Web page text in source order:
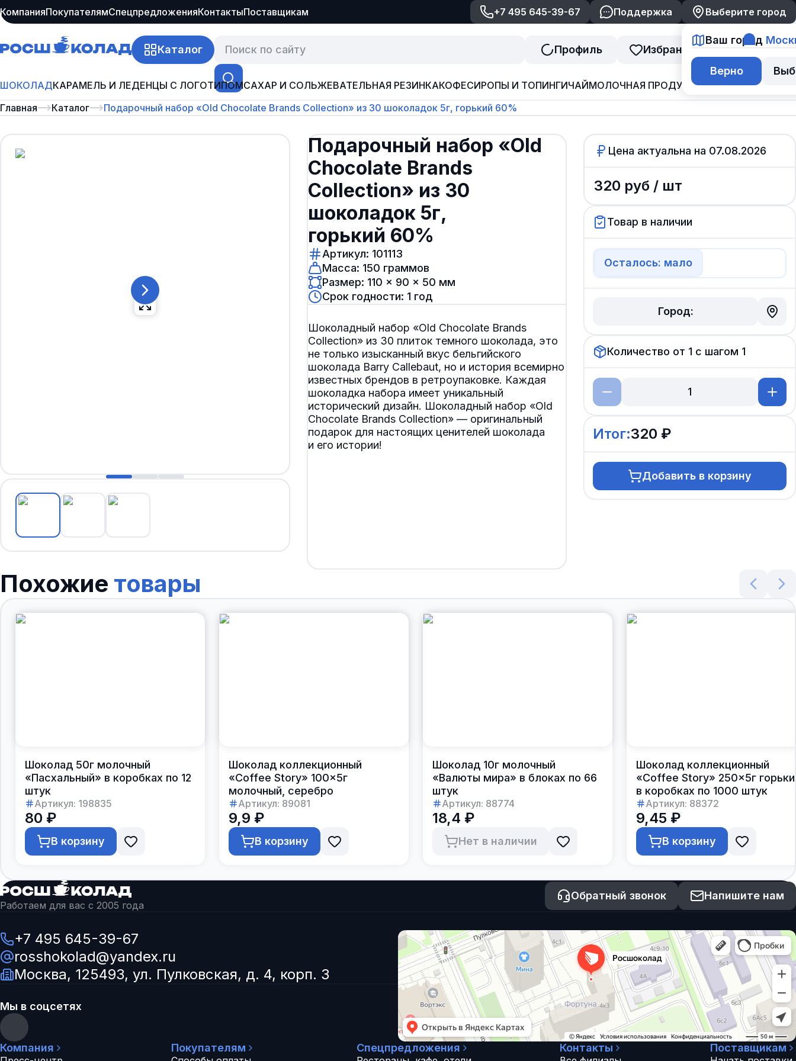
КомпанияПокупателямСпецпредложенияКонтактыПоставщикам +7 495 645-39-67 Поддержка Выберите город
Ваш город
Верно
Каталог Профиль Избранное Корзина
ШОКОЛАДКАРАМЕЛЬ И ЛЕДЕНЦЫ С ЛОГОТИПОМСАХАР И СОЛЬЖЕВАТЕЛЬНАЯ РЕЗИНКАКОФЕСИРОПЫ И ТОПИНГИЧАЙМОЛОЧНАЯ ПРОДУКЦИЯДЖЕМ И
Главная
Каталог Подарочный набор «Old Chocolate Brands Collection» из 30 шоколадок 5г, горький 60%
Подарочный набор «Old
Chocolate Brands
Collection» из 30
шоколадок 5г,
горький 60%
Артикул: 101113
Масса: 150 граммов
Размер: 110 × 90 × 50 мм
Срок годности: 1 год
Шоколадный набор «Old Chocolate Brands
Collection» из 30 плиток темного шоколада, это
не только изысканный вкус бельгийского
шоколада Barry Callebaut, но и история всемирно
известных брендов в ретроупаковке. Каждая
шоколадка набора имеет уникальный
исторический дизайн. Шоколадный набор «Old
Chocolate Brands Collection» — оригинальный
подарок для настоящих ценителей шоколада
и его истории!
Цена актуальна на 07.08.2026
320 руб / шт
Товар в наличии
Осталось: мало
Город:
Количество от 1 с шагом 1
Итог:320 ₽
Добавить в корзину
Похожие товары
Шоколад 50г молочный
«Пасхальный» в коробках по 12
штук
Артикул: 198835
80 ₽
В корзину
Шоколад коллекционный
«Coffee Story» 100×5г
молочный, серебро
Артикул: 89081
9,9 ₽
В корзину
Шоколад 10г молочный
«Валюты мира» в блоках по 66
штук
Артикул: 88774
18,4 ₽
Нет в наличии
Шоколад коллекционный
«Coffee Story» 250×5г
в коробках по 1000 штук
Артикул: 88372
9,45 ₽
В корзину
Работаем для вас с 2005 года
Обратный звонок Напишите нам
+7 495 645-39-67
rosshokolad@yandex.ru
Москва, 125493, ул. Пулковская, д. 4, корп. 3
Мы в соцсетях
Компания Покупателям Спецпредложения Контакты Поставщикам